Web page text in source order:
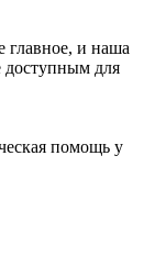
и наша
доступным для
помощь у